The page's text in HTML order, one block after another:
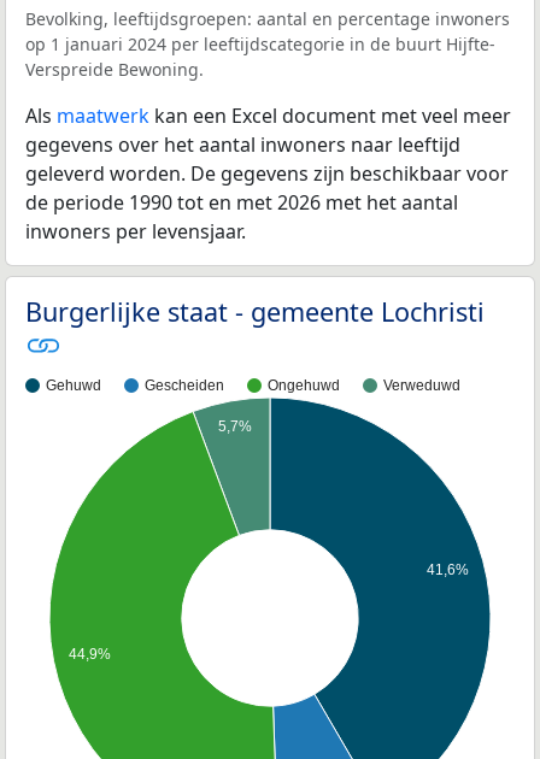
Bevolking, leeftijdsgroepen: aantal en percentage inwoners
op 1 januari 2024 per leeftijdscategorie in de buurt Hijfte-
Verspreide Bewoning.
Als maatwerk kan een Excel document met veel meer
gegevens over het aantal inwoners naar leeftijd
geleverd worden. De gegevens zijn beschikbaar voor
de periode 1990 tot en met 2026 met het aantal
inwoners per levensjaar.
Burgerlijke staat - gemeente Lochristi
Gehuwd Gescheiden Ongehuwd Verweduwd
41,6%
5,7%
44,9%